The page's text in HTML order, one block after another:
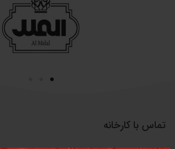
تماس با کارخانه